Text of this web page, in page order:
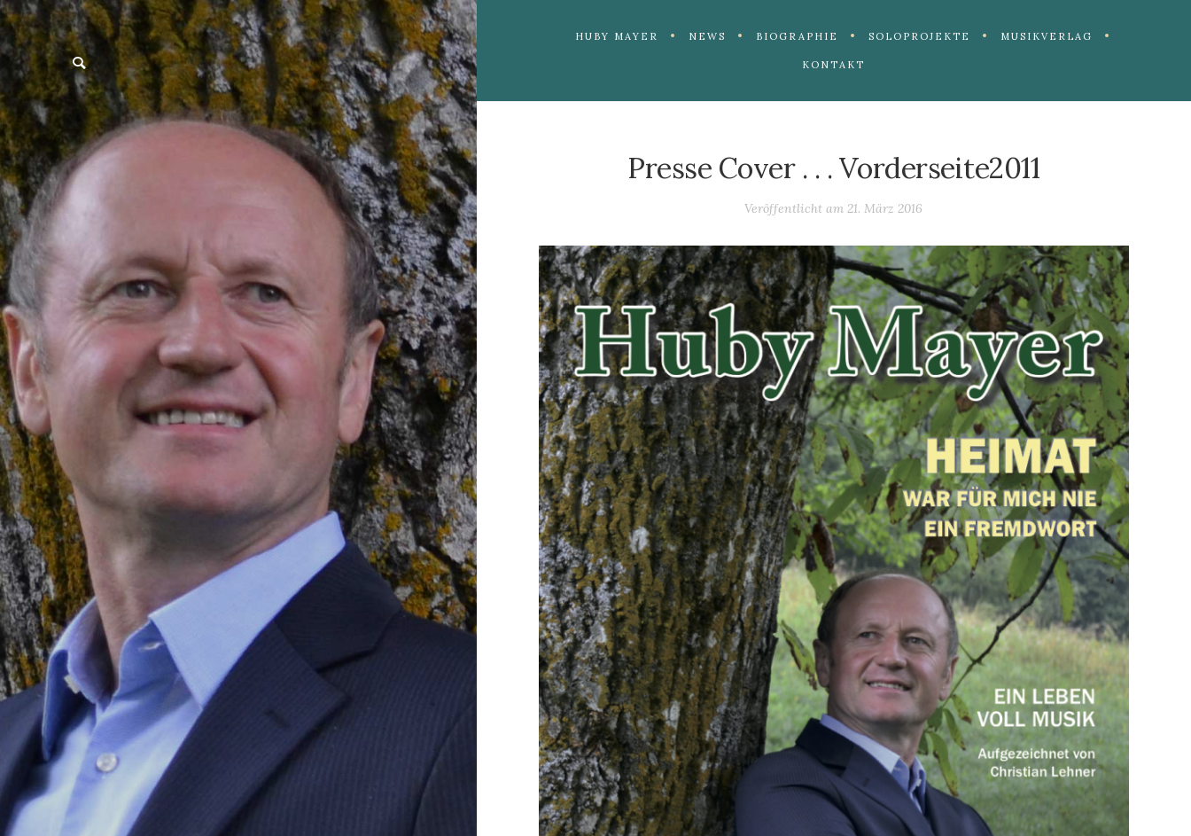
postpass2
HUBY MAYER NEWS BIOGRAPHIE SOLOPROJEKTE MUSIKVERLAG
KONTAKT
Presse Cover . . . Vorderseite2011
Veröffentlicht am21. März 2016